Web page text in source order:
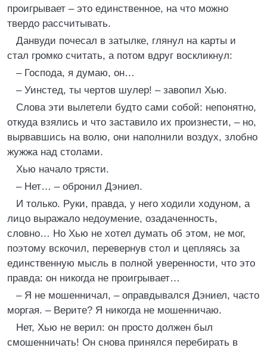
проигрывает – это единственное, на что можно
твердо рассчитывать.
Данвуди почесал в затылке, глянул на карты и
стал громко считать, а потом вдруг воскликнул:
– Господа, я думаю, он…
– Уинстед, ты чертов шулер! – завопил Хью.
Слова эти вылетели будто сами собой: непонятно,
откуда взялись и что заставило их произнести, – но,
вырвавшись на волю, они наполнили воздух, злобно
жужжа над столами.
Хью начало трясти.
– Нет… – обронил Дэниел.
И только. Руки, правда, у него ходили ходуном, а
лицо выражало недоумение, озадаченность,
словно… Но Хью не хотел думать об этом, не мог,
поэтому вскочил, перевернув стол и цепляясь за
единственную мысль в полной уверенности, что это
правда: он никогда не проигрывает…
– Я не мошенничал, – оправдывался Дэниел, часто
моргая. – Верите? Я никогда не мошенничаю.
Нет, Хью не верил: он просто должен был
смошенничать! Он снова принялся перебирать в